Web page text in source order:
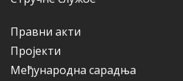
Правни акти
Пројекти
Међународна сарадња